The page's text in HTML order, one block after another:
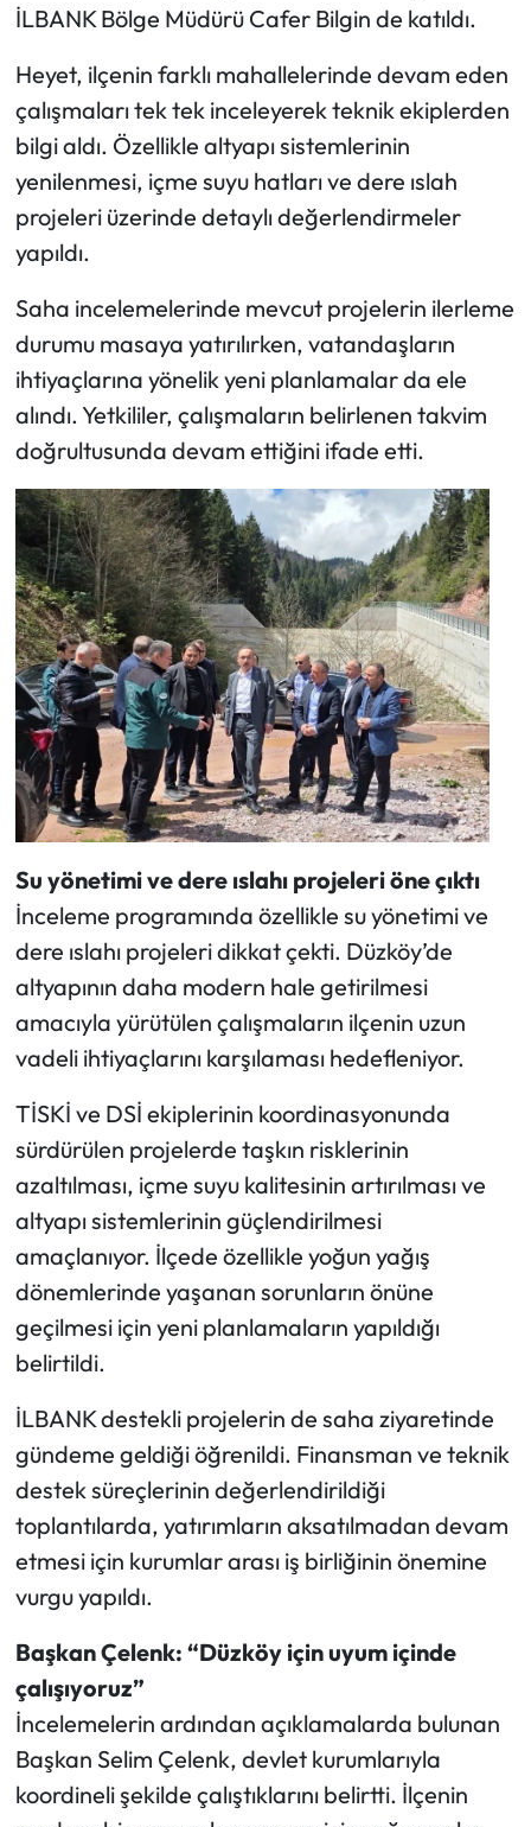
İLBANK Bölge Müdürü Cafer Bilgin de katıldı.
Heyet, ilçenin farklı mahallelerinde devam eden
çalışmaları tek tek inceleyerek teknik ekiplerden
bilgi aldı. Özellikle altyapı sistemlerinin
yenilenmesi, içme suyu hatları ve dere ıslah
projeleri üzerinde detaylı değerlendirmeler
yapıldı.
Saha incelemelerinde mevcut projelerin ilerleme
durumu masaya yatırılırken, vatandaşların
ihtiyaçlarına yönelik yeni planlamalar da ele
alındı. Yetkililer, çalışmaların belirlenen takvim
doğrultusunda devam ettiğini ifade etti.
Su yönetimi ve dere ıslahı projeleri öne çıktı
İnceleme programında özellikle su yönetimi ve
dere ıslahı projeleri dikkat çekti. Düzköy’de
altyapının daha modern hale getirilmesi
amacıyla yürütülen çalışmaların ilçenin uzun
vadeli ihtiyaçlarını karşılaması hedefleniyor.
TİSKİ ve DSİ ekiplerinin koordinasyonunda
sürdürülen projelerde taşkın risklerinin
azaltılması, içme suyu kalitesinin artırılması ve
altyapı sistemlerinin güçlendirilmesi
amaçlanıyor. İlçede özellikle yoğun yağış
dönemlerinde yaşanan sorunların önüne
geçilmesi için yeni planlamaların yapıldığı
belirtildi.
İLBANK destekli projelerin de saha ziyaretinde
gündeme geldiği öğrenildi. Finansman ve teknik
destek süreçlerinin değerlendirildiği
toplantılarda, yatırımların aksatılmadan devam
etmesi için kurumlar arası iş birliğinin önemine
vurgu yapıldı.
Başkan Çelenk: “Düzköy için uyum içinde
çalışıyoruz”
İncelemelerin ardından açıklamalarda bulunan
Başkan Selim Çelenk, devlet kurumlarıyla
koordineli şekilde çalıştıklarını belirtti. İlçenin